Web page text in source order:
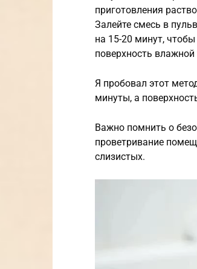
приготовления
Залейте смесь в
на 15-20 минут,
поверхность
Я пробовал этот
минуты, а
Важно помнить о
проветривание
слизистых.